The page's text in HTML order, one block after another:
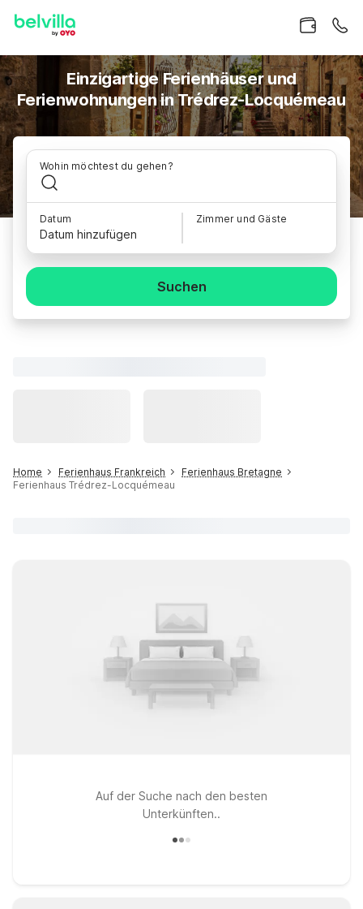
Einzigartige Ferienhäuser und
Ferienwohnungen in Trédrez-Locquémeau
Wohin möchtest du gehen?
Datum
Datum hinzufügen
Zimmer und Gäste
Suchen
Home Ferienhaus Frankreich
Ferienhaus Bretagne
Ferienhaus Trédrez-Locquémeau
Auf der Suche nach den besten
Unterkünften..